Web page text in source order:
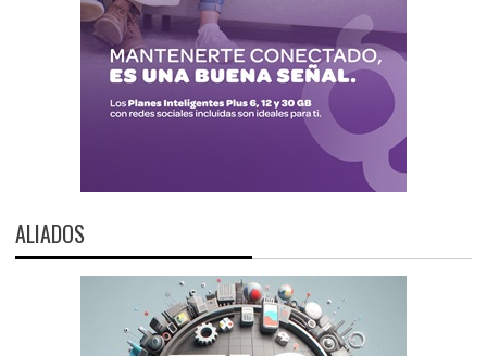
ALIADOS